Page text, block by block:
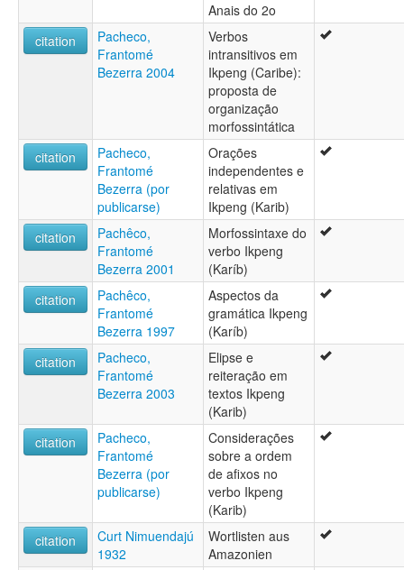
Anais do 2o
citation
Pacheco,
Frantomé
Bezerra 2004
Verbos
intransitivos em
Ikpeng (Caribe):
proposta de
organização
morfossintática
citation
Pacheco,
Frantomé
Bezerra (por
publicarse)
Orações
independentes e
relativas em
Ikpeng (Karib)
citation
Pachêco,
Frantomé
Bezerra 2001
Morfossintaxe do
verbo Ikpeng
(Karíb)
citation
Pachêco,
Frantomé
Bezerra 1997
Aspectos da
gramática Ikpeng
(Karíb)
citation
Pacheco,
Frantomé
Bezerra 2003
Elipse e
reiteração em
textos Ikpeng
(Karib)
citation
Pacheco,
Frantomé
Bezerra (por
publicarse)
Considerações
sobre a ordem
de afixos no
verbo Ikpeng
(Karib)
citation
Curt Nimuendajú
1932
Wortlisten aus
Amazonien